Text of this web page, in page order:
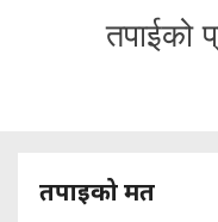
तपाईको
तपाइको मत